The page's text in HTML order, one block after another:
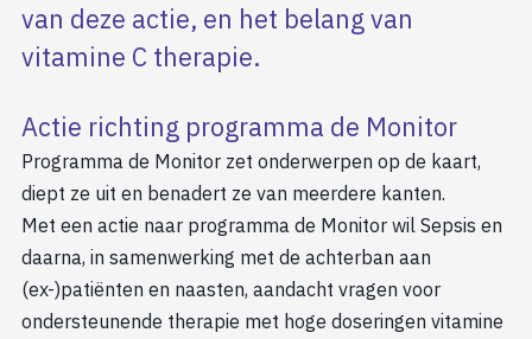
van deze actie, en het belang van
vitamine C therapie.
Actie richting programma de Monitor
Programma de Monitor zet onderwerpen op de kaart,
diept ze uit en benadert ze van meerdere kanten.
Met een actie naar programma de Monitor wil Sepsis en
daarna, in samenwerking met de achterban aan
(ex-)patiënten en naasten, aandacht vragen voor
ondersteunende therapie met hoge doseringen vitamine